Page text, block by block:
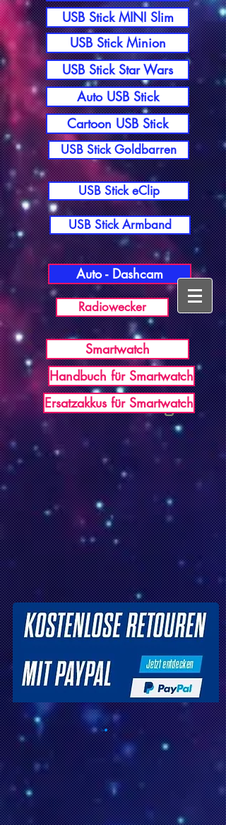
USB Germany
USB Stick MINI Slim
USB Stick Minion
USB Stick Star Wars
Auto USB Stick
Cartoon USB Stick
USB Stick Goldbarren
USB Stick eClip
USB Stick Armband
Auto - Dashcam
Radiowecker
Smartwatch
Handbuch für Smartwatch
Ersatzakkus für Smartwatch